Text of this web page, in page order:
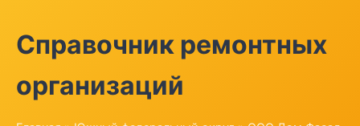
Справочник ремонтных
организаций